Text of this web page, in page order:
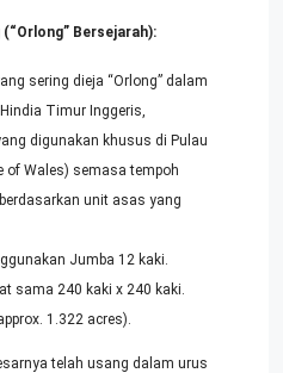
(“Orlong” Bersejarah):
sering dieja “Orlong” dalam
Timur Inggeris,
digunakan khusus di Pulau
of Wales) semasa tempoh
unit asas yang
Jumba 12 kaki.
sama 240 kaki x 240 kaki.
1.322 acres).
telah usang dalam urus